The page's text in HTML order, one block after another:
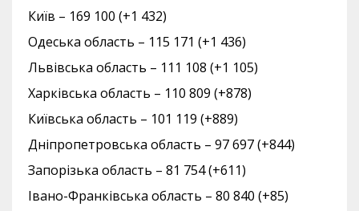
Київ – 169 100 (+1 432)
Одеська область – 115 171 (+1 436)
Львівська область – 111 108 (+1 105)
Харківська область – 110 809 (+878)
Київська область – 101 119 (+889)
Дніпропетровська область – 97 697 (+844)
Запорізька область – 81 754 (+611)
Івано-Франківська область – 80 840 (+85)